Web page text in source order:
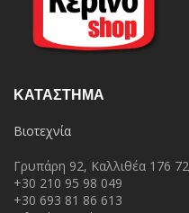
ΚΑΤΆΣΤΗΜΑ
Βιοτεχνία
Γρυπάρη 92, Καλλιθέα 176 72
+30 210 95 98 049
+30 693 81 86 613